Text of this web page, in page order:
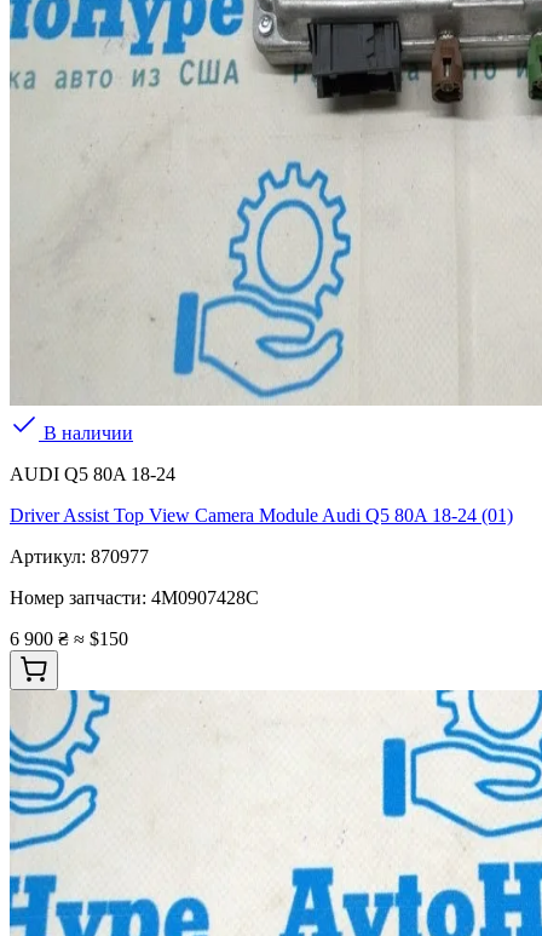
В наличии
AUDI Q5 80A 18-24
Driver Assist Top View Camera Module Audi Q5 80A 18-24 (01)
Артикул: 870977
Номер запчасти: 4M0907428C
6 900 ₴ ≈ $150